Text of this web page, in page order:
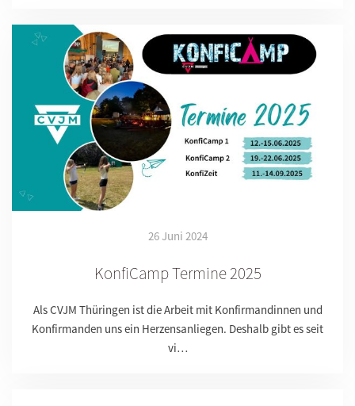
26 Juni 2024
KonfiCamp Termine 2025
Als CVJM Thüringen ist die Arbeit mit Konfirmandinnen und
Konfirmanden uns ein Herzensanliegen. Deshalb gibt es seit
vi…